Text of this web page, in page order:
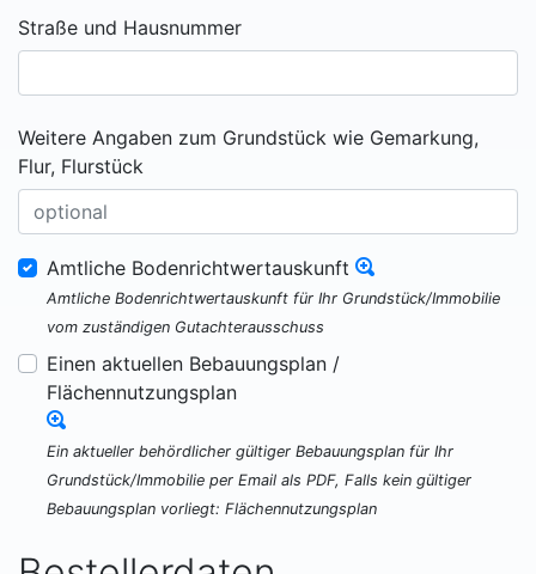
Straße und Hausnummer
Weitere Angaben zum Grundstück wie Gemarkung,
Flur, Flurstück
Amtliche Bodenrichtwertauskunft
Amtliche Bodenrichtwertauskunft für Ihr Grundstück/Immobilie
vom zuständigen Gutachterausschuss
Einen aktuellen Bebauungsplan /
Flächennutzungsplan
Ein aktueller behördlicher gültiger Bebauungsplan für Ihr
Grundstück/Immobilie per Email als PDF, Falls kein gültiger
Bebauungsplan vorliegt: Flächennutzungsplan